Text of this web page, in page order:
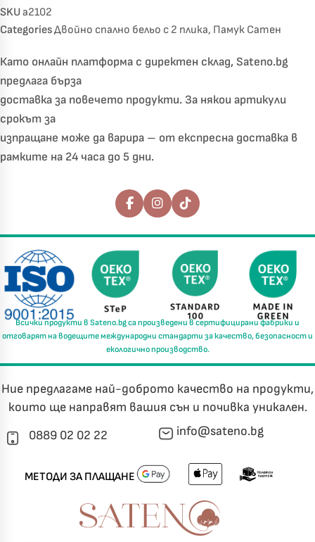
SKUa2102
CategoriesДвойно спално бельо с 2 плика, Памук Сатен
Като онлайн платформа с директен склад, Sateno.bg
предлага бърза
доставка за повечето продукти. За някои артикули
срокът за
изпращане може да варира – от експресна доставка в
рамките на 24 часа до 5 дни.
Последвайте ни
Всички продукти в Sateno.bgса произведени всертифицирани фабрики и
отговарят на водещите международни стандарти закачество, безопасност и
екологично производство.
Ние предлагаме най-доброто качество на продукти,
които ще направят вашия сън и почивка уникален.
0889 02 02 22
info@sateno.bg
МЕТОДИ ЗА ПЛАЩАНЕ